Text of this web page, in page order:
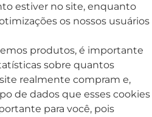
estiver no site, enquanto
os nossos usuários
produtos, é importante
sobre quantos
realmente compram e,
de dados que esses cookies
para você, pois